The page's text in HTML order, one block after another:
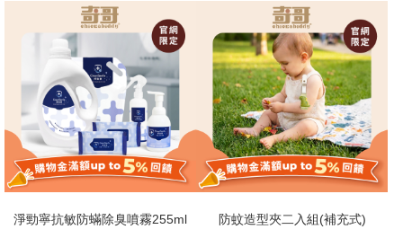
淨勁寧抗敏防蟎除臭噴霧255ml 防蚊造型夾二入組(補充式)